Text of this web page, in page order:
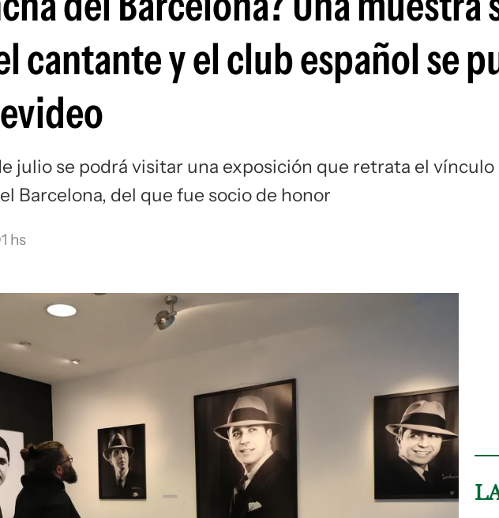
cantante y el club español se
julio se podrá visitar una exposición que retrata el vínculo
Barcelona, del que fue socio de honor
hs